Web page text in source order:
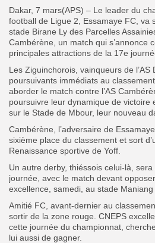
FR
Dakar, 7 mars(APS) – Le leader du
football de Ligue 2, Essamaye FC, va
stade Birane Ly des Parcelles
Cambérène, un match qui s’annonce
principales attractions de la 17e
Les Ziguinchorois, vainqueurs de l’AS
poursuivants immédiats au
aborder le match contre l’AS
poursuivre leur dynamique de victoire
sur le Stade de Mbour, leur nouveau
Cambérène, l’adversaire de
sixième place du classement et sort
Renaissance sportive de Yoff.
Un autre derby, thiéssois celui-là,
journée, avec le match devant
excellence, samedi, au stade Maniang
Amitié FC, avant-dernier au
sortir de la zone rouge. CNEPS
cette journée du championnat,
lui aussi de gagner.